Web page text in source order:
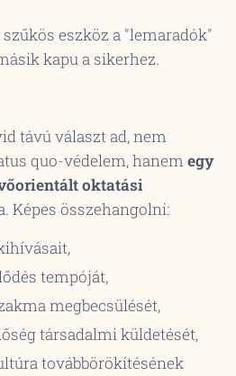
eszköz a "lemaradók"
kapu a sikerhez.
távú választ ad, nem
quo-védelem, hanem egy
oktatási
Képes összehangolni:
tempóját,
megbecsülését,
társadalmi küldetését,
továbbörökítésének